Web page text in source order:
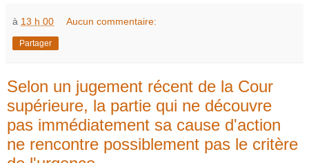
à 13 h 00 Aucun commentaire:
Partager
Selon un jugement récent de la Cour
supérieure, la partie qui ne découvre
pas immédiatement sa cause d'action
ne rencontre possiblement pas le critère